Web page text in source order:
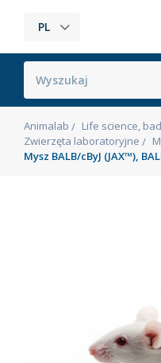
PL
Animalab
Life science,
Zwierzęta laboratoryjne
Mysz BALB/cByJ (JAX™),